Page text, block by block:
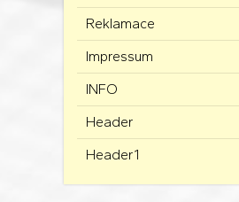
Reklamace
Impressum
INFO
Header
Header1